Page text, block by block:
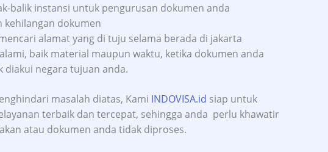
balik instansi untuk pengurusan dokumen anda
kehilangan dokumen
alamat yang di tuju selama berada di jakarta
baik material maupun waktu, ketika dokumen anda
diakui negara tujuan anda.
masalah diatas, Kami INDOVISA.id siap untuk
terbaik dan tercepat, sehingga anda perlu khawatir
atau dokumen anda tidak diproses.